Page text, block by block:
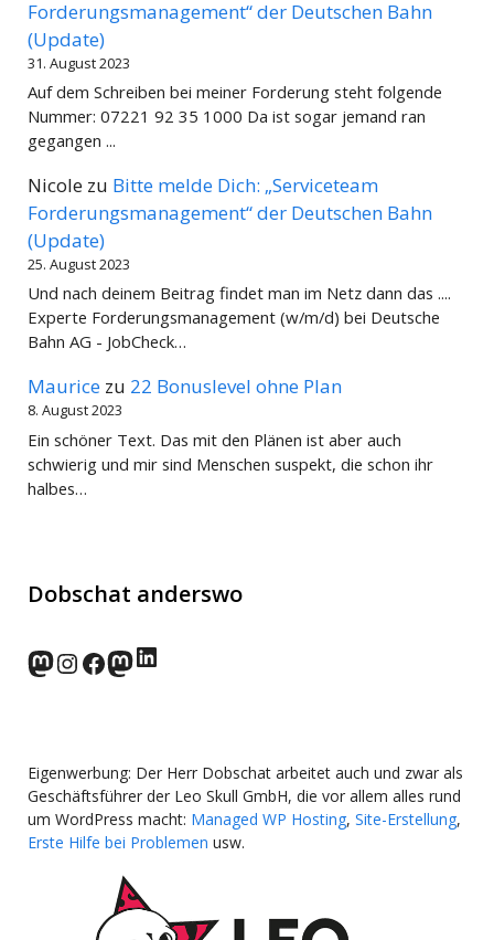
Forderungsmanagement“ der Deutschen Bahn
(Update)
31. August 2023
Auf dem Schreiben bei meiner Forderung steht folgende
Nummer: 07221 92 35 1000 Da ist sogar jemand ran
gegangen ...
Nicole zu Bitte melde Dich: „Serviceteam
Forderungsmanagement“ der Deutschen Bahn
(Update)
25. August 2023
Und nach deinem Beitrag findet man im Netz dann das ....
Experte Forderungsmanagement (w/m/d) bei Deutsche
Bahn AG - JobCheck…
Maurice zu 22 Bonuslevel ohne Plan
8. August 2023
Ein schöner Text. Das mit den Plänen ist aber auch
schwierig und mir sind Menschen suspekt, die schon ihr
halbes…
Dobschat anderswo
norden.social
Instagram
Facebook
wp-punks.social
LinkedIn
Eigenwerbung: Der Herr Dobschat arbeitet auch und zwar als
Geschäftsführer der Leo Skull GmbH, die vor allem alles rund
um WordPress macht: Managed WP Hosting, Site-Erstellung,
Erste Hilfe bei Problemen usw.